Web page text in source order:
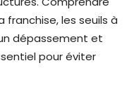
franchise, les seuils à
dépassement et
pour éviter